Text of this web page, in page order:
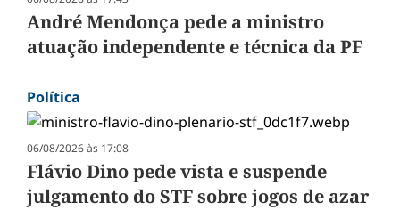
André Mendonça pede a ministro
atuação independente e técnica da PF
Política
06/08/2026 às 17:08
Flávio Dino pede vista e suspende
julgamento do STF sobre jogos de azar